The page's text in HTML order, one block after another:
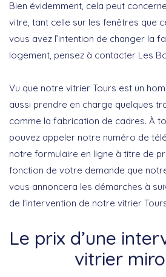
Bien évidemment, cela peut
vitre, tant celle sur les fenêtres que
vous avez l’intention de changer la
logement, pensez à contacter Les
Vu que notre vitrier Tours est un
aussi prendre en charge quelques
comme la fabrication de cadres. À
pouvez appeler notre numéro de
notre formulaire en ligne à titre de
fonction de votre demande que
vous annoncera les démarches à
de l’intervention de notre vitrier
Le prix d’une
vitrier